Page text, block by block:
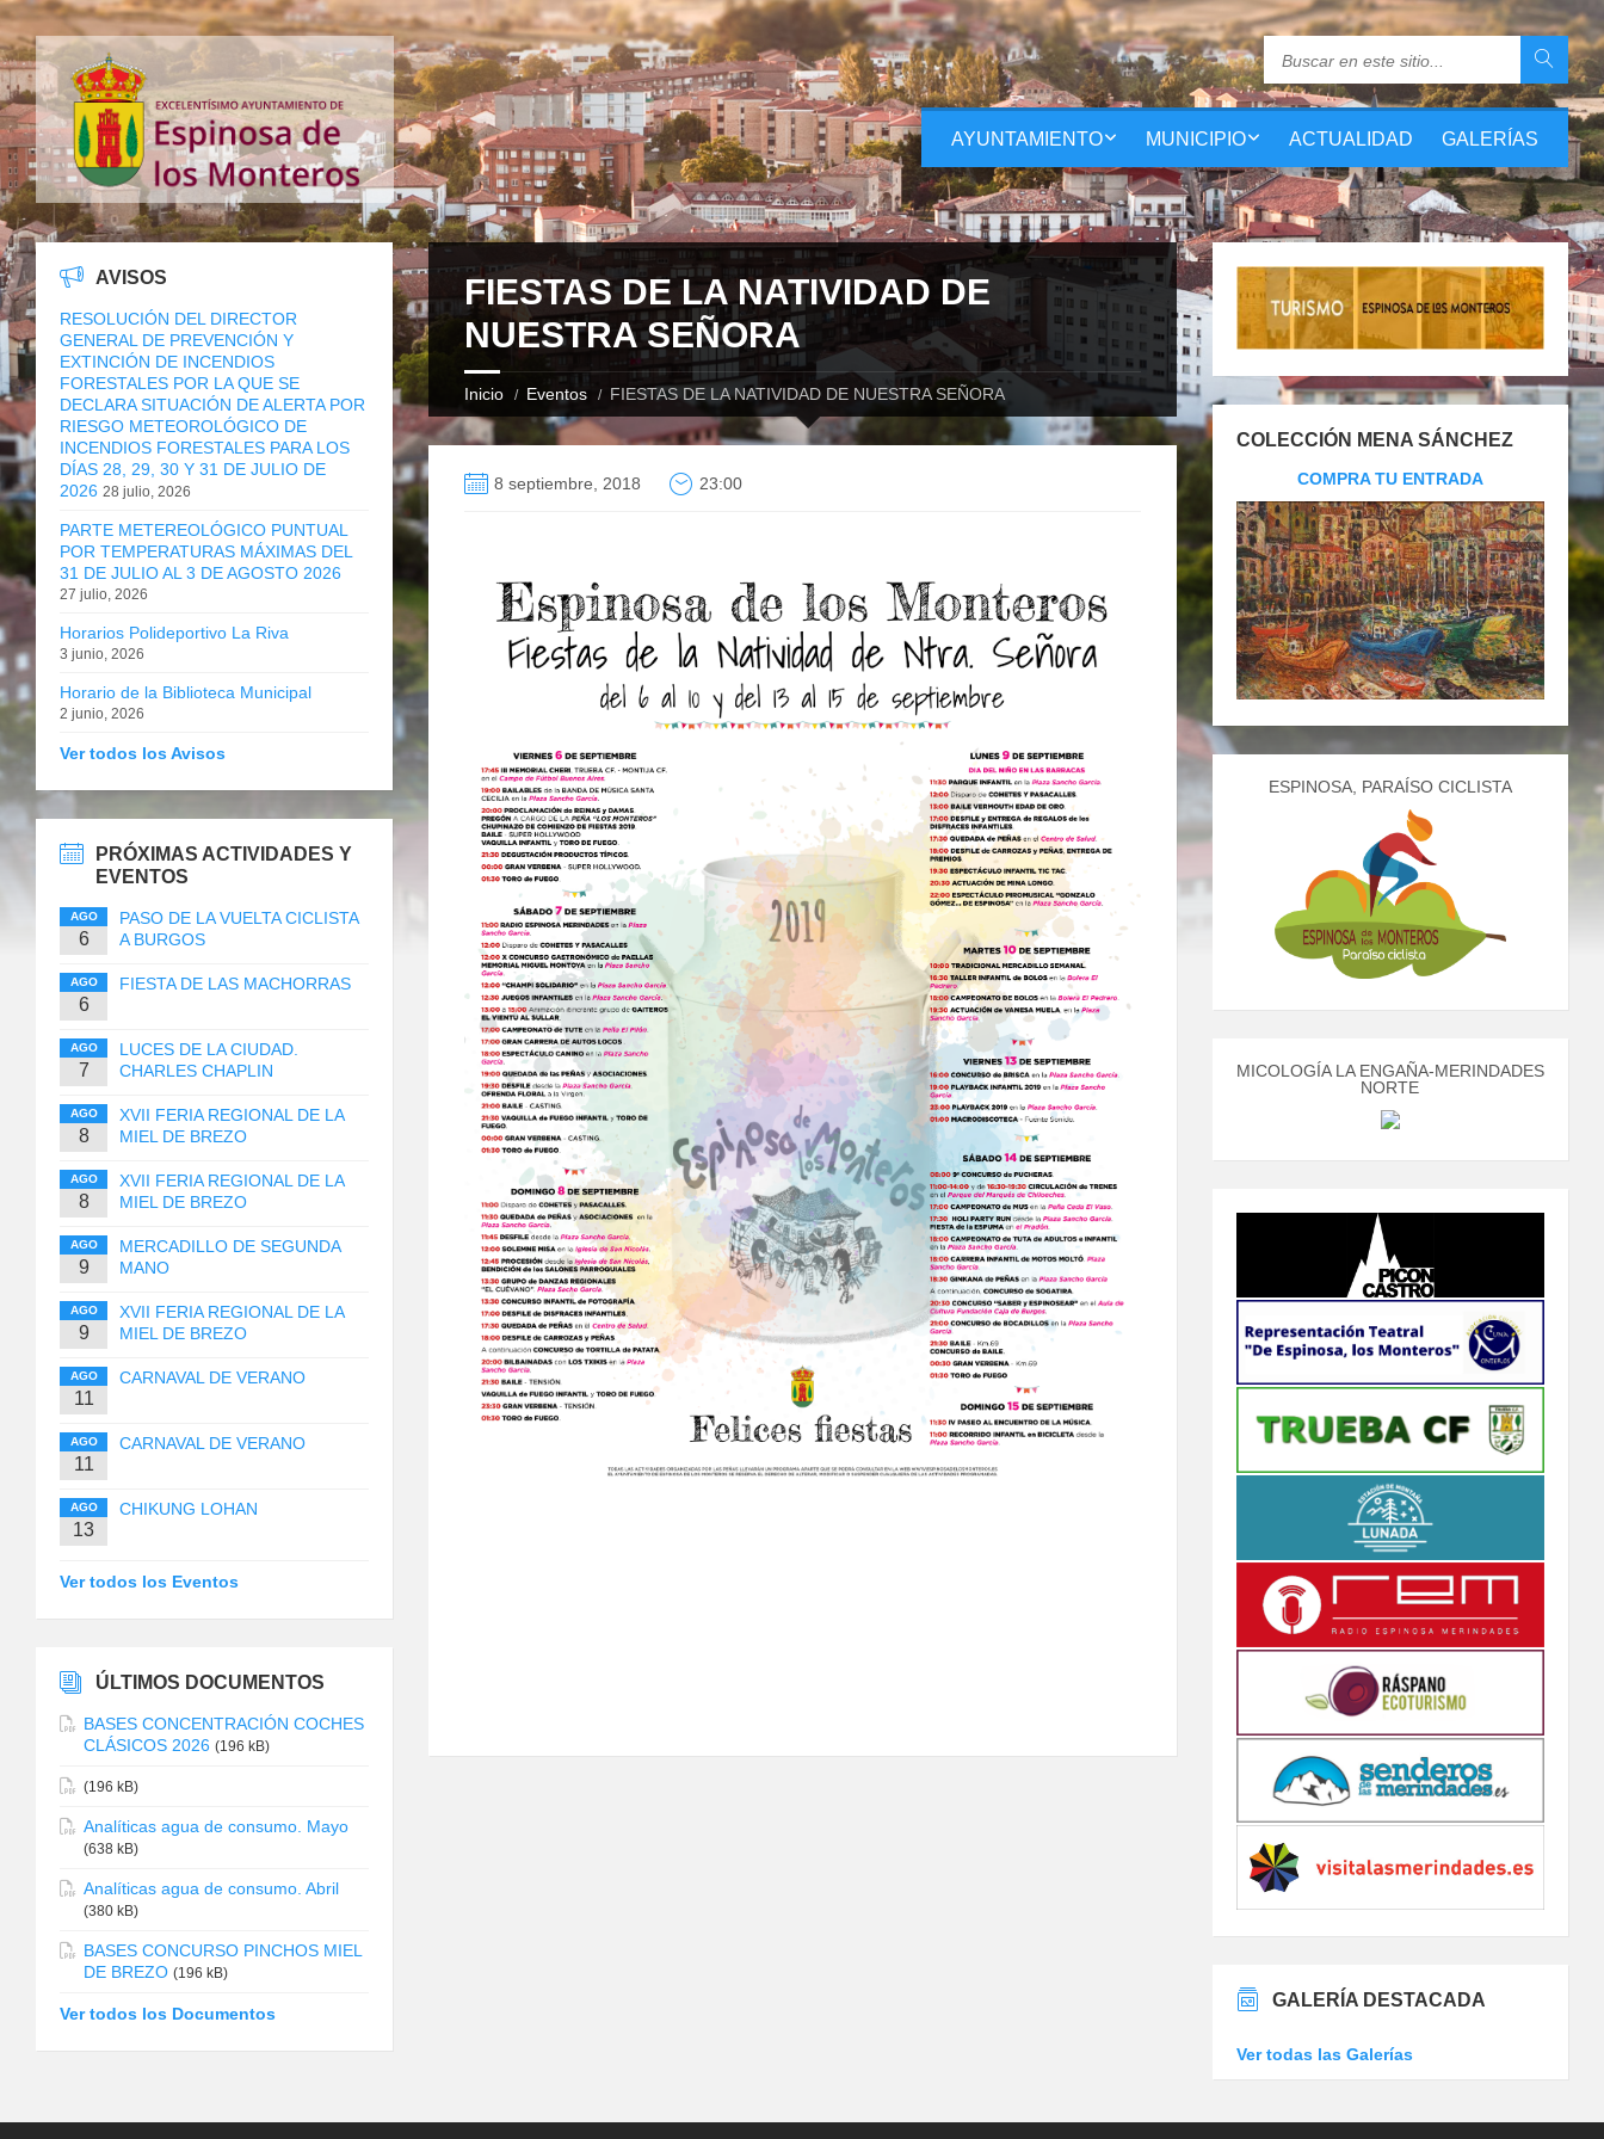
AYUNTAMIENTO MUNICIPIO ACTUALIDAD GALERÍAS
FIESTAS DE LA NATIVIDAD DE
NUESTRA SEÑORA
Inicio Eventos FIESTAS DE LA NATIVIDAD DE NUESTRA SEÑORA
8 septiembre, 2018 23:00
AVISOS
RESOLUCIÓN DEL DIRECTOR
GENERAL DE PREVENCIÓN Y
EXTINCIÓN DE INCENDIOS
FORESTALES POR LA QUE SE
DECLARA SITUACIÓN DE ALERTA POR
RIESGO METEOROLÓGICO DE
INCENDIOS FORESTALES PARA LOS
DÍAS 28, 29, 30 Y 31 DE JULIO DE
2026 28 julio, 2026
PARTE METEREOLÓGICO PUNTUAL
POR TEMPERATURAS MÁXIMAS DEL
31 DE JULIO AL 3 DE AGOSTO 2026
27 julio, 2026
Horarios Polideportivo La Riva
3 junio, 2026
Horario de la Biblioteca Municipal
2 junio, 2026
Ver todos los Avisos
PRÓXIMAS ACTIVIDADES Y
EVENTOS
AGO
6
PASO DE LA VUELTA CICLISTA
A BURGOS
AGO
6
FIESTA DE LAS MACHORRAS
AGO
7
LUCES DE LA CIUDAD.
CHARLES CHAPLIN
AGO
8
XVII FERIA REGIONAL DE LA
MIEL DE BREZO
AGO
8
XVII FERIA REGIONAL DE LA
MIEL DE BREZO
AGO
9
MERCADILLO DE SEGUNDA
MANO
AGO
9
XVII FERIA REGIONAL DE LA
MIEL DE BREZO
AGO
11
CARNAVAL DE VERANO
AGO
11
CARNAVAL DE VERANO
AGO
13
CHIKUNG LOHAN
Ver todos los Eventos
ÚLTIMOS DOCUMENTOS
BASES CONCENTRACIÓN COCHES
CLÁSICOS 2026 (196 kB)
(196 kB)
Analíticas agua de consumo. Mayo
(638 kB)
Analíticas agua de consumo. Abril
(380 kB)
BASES CONCURSO PINCHOS MIEL
DE BREZO (196 kB)
Ver todos los Documentos
COLECCIÓN MENA SÁNCHEZ
COMPRA TU ENTRADA
ESPINOSA, PARAÍSO CICLISTA
MICOLOGÍA LA ENGAÑA-MERINDADES
NORTE
GALERÍA DESTACADA
Ver todas las Galerías